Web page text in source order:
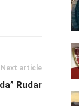
Next article
Rudar